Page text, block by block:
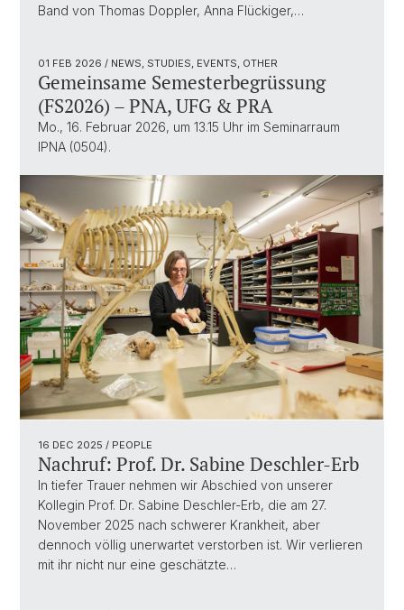
Band von Thomas Doppler, Anna Flückiger,…
01 FEB 2026 / NEWS, STUDIES, EVENTS, OTHER
Gemeinsame Semesterbegrüssung
(FS2026) – PNA, UFG & PRA
Mo., 16. Februar 2026, um 13.15 Uhr im Seminarraum
IPNA (0504).
16 DEC 2025 / PEOPLE
Nachruf: Prof. Dr. Sabine Deschler-Erb
In tiefer Trauer nehmen wir Abschied von unserer
Kollegin Prof. Dr. Sabine Deschler-Erb, die am 27.
November 2025 nach schwerer Krankheit, aber
dennoch völlig unerwartet verstorben ist. Wir verlieren
mit ihr nicht nur eine geschätzte…